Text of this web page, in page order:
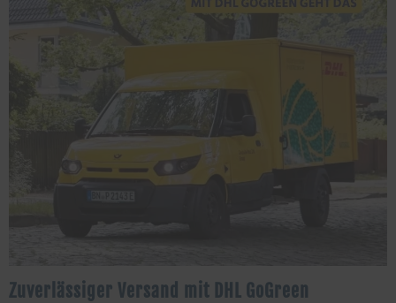
Zuverlässiger Versand mit DHL GoGreen